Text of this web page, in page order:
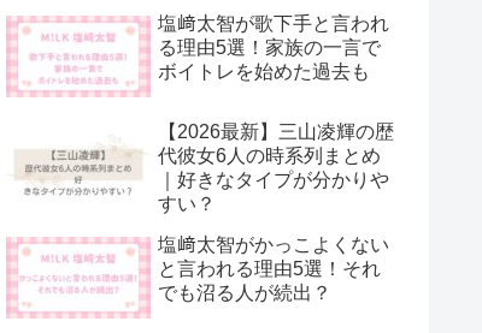
塩﨑太智が歌下手と言われ
る理由5選！家族の一言で
ボイトレを始めた過去も
【2026最新】三山凌輝の歴
代彼女6人の時系列まとめ
｜好きなタイプが分かりや
すい？
塩﨑太智がかっこよくない
と言われる理由5選！それ
でも沼る人が続出？